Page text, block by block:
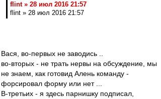
flint » 28 июл 2016 21:57
flint » 28 июл 2016 21:57
Вася, во-первых не заводись ..
во-вторых - не трать нервы на обсуждение, мы
не знаем, как готовид Алень команду -
форсировал форму или нет ...
В-третьих - я здесь парнишку подписал,